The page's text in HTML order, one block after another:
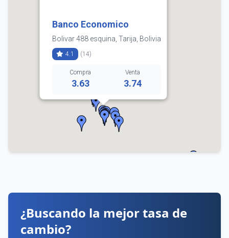
Banco Economico
Bolivar 488 esquina, Tarija, Bolivia
4.1 (14)
Compra
3.63
Venta
3.74
6111100
Horarios:
lunes: 9:00–16:00
Cómo llegar Ver detalles
¿Buscando la mejor tasa de
cambio?